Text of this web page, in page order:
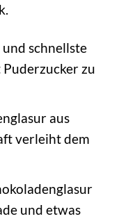
schnellste
zu
aus
verleiht dem
und etwas